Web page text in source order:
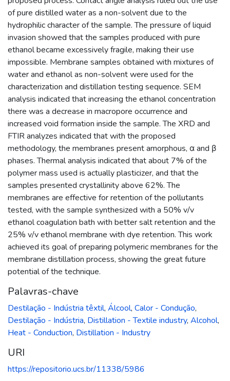
of pure distilled water as a non-solvent due to the
hydrophilic character of the sample. The pressure of liquid
invasion showed that the samples produced with pure
ethanol became excessively fragile, making their use
impossible. Membrane samples obtained with mixtures of
water and ethanol as non-solvent were used for the
characterization and distillation testing sequence. SEM
analysis indicated that increasing the ethanol concentration
there was a decrease in macropore occurrence and
increased void formation inside the sample. The XRD and
FTIR analyzes indicated that with the proposed
methodology, the membranes present amorphous, α and β
phases. Thermal analysis indicated that about 7% of the
polymer mass used is actually plasticizer, and that the
samples presented crystallinity above 62%. The
membranes are effective for retention of the pollutants
tested, with the sample synthesized with a 50% v/v
ethanol coagulation bath with better salt retention and the
25% v/v ethanol membrane with dye retention. This work
achieved its goal of preparing polymeric membranes for the
membrane distillation process, showing the great future
potential of the technique.
Palavras-chave
Destilação - Indústria têxtil, Álcool, Calor - Condução,
Destilação - Indústria, Distillation - Textile industry, Alcohol,
Heat - Conduction, Distillation - Industry
URI
https://repositorio.ucs.br/11338/5986